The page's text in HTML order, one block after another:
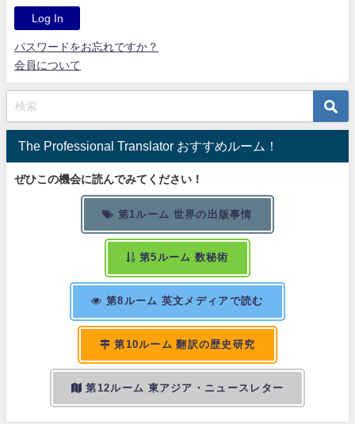
パスワードをお忘れですか？
会員について
The Professional Translator おすすめルーム！
ぜひこの機会に読んでみてください！
第1ルーム 世界の出版事情
第5ルーム 数秘術
第8ルーム 英文メディアで読む
第10ルーム 翻訳の歴史研究
第12ルーム 東アジア・ニュースレター